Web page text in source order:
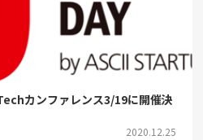
カンファレンス3/19に開催決
2020.12.25